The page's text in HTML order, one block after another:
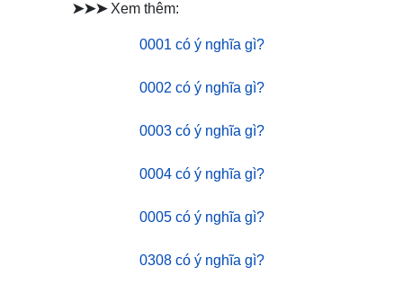
➤➤➤ Xem thêm:
0001 có ý nghĩa gì?
0002 có ý nghĩa gì?
0003 có ý nghĩa gì?
0004 có ý nghĩa gì?
0005 có ý nghĩa gì?
0308 có ý nghĩa gì?